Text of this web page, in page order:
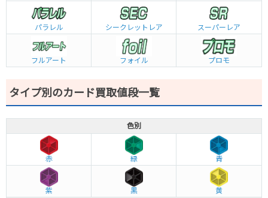
パラレル シークレットレア スーパーレア
フルアート フォイル プロモ
タイプ別のカード買取値段一覧
色別
赤 緑 青
紫 黒
黄